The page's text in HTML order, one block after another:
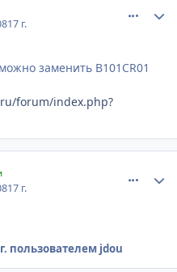
17 г.
заменить B101CR01
forum/index.php?
17 г.
пользователем jdou